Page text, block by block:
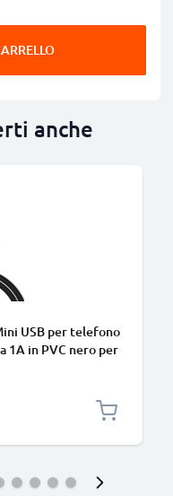
anche
USB per telefono
1A in PVC nero per